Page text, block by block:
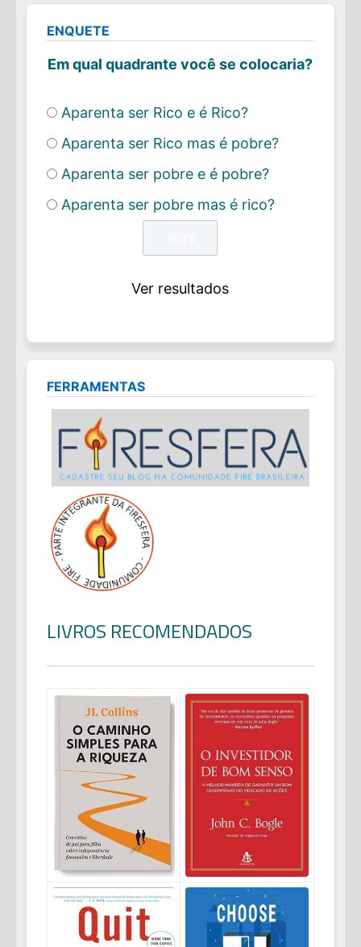
ENQUETE
Em qual quadrante você se colocaria?
Aparenta ser Rico e é Rico?
Aparenta ser Rico mas é pobre?
Aparenta ser pobre e é pobre?
Aparenta ser pobre mas é rico?
Ver resultados
FERRAMENTAS
LIVROS RECOMENDADOS